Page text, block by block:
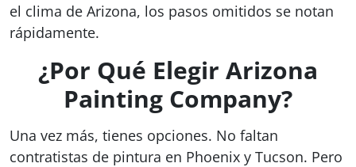
el clima de Arizona, los pasos omitidos se notan
rápidamente.
¿Por Qué Elegir Arizona
Painting Company?
Una vez más, tienes opciones. No faltan
contratistas de pintura en Phoenix y Tucson. Pero